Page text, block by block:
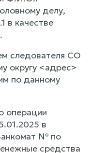
делу,
в качестве
следователя СО
округу <адрес>
по данному
операции
в
№ по
средства